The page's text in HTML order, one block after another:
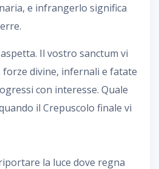
e infrangerlo significa
Il vostro sanctum vi
forze divine, infernali e fatate
con interesse. Quale
il Crepuscolo finale vi
la luce dove regna